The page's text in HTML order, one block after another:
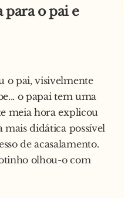
acontecimento
fatos interessantes
havia suspeita de
no congresso
clandestinas e
autoridades do
de supostas
fiscais por algumas
do gênero. (E
para o pai e
pai, visivelmente
o papai tem uma
meia hora explicou
didática possível
de acasalamento.
olhou-o com